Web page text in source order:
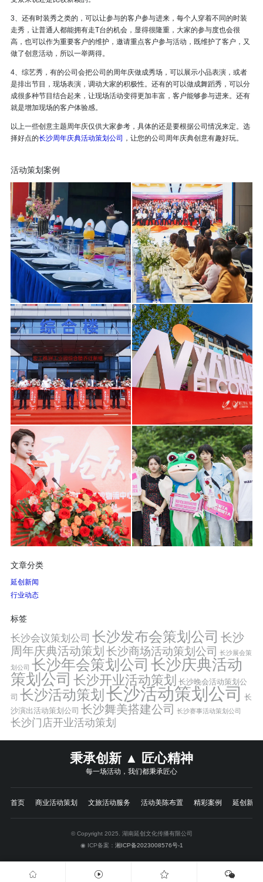
3、还有时装秀之类的，可以让参与的客户参与进来，每个人穿着不同的时装
走秀，让普通人都能拥有走T台的机会，显得很隆重，大家的参与度也会很
高，也可以作为重要客户的维护，邀请重点客户参与活动，既维护了客户，又
做了创意活动，所以一举两得。
4、综艺秀，有的公司会把公司的周年庆做成秀场，可以展示小品表演，或者
是排出节目，现场表演，调动大家的积极性。还有的可以做成舞蹈秀，可以分
成很多种节目结合起来，让现场活动变得更加丰富，客户能够参与进来。还有
就是增加现场的客户体验感。
以上一些创意主题周年庆仅供大家参考，具体的还是要根据公司情况来定。选
择好点的长沙周年庆典活动策划公司 ，让您的公司周年庆典创意有趣好玩。
活动策划案例
文章分类
延创新闻
行业动态
标签
长沙会议策划公司 长沙发布会策划公司 长沙
周年庆典活动策划 长沙商场活动策划公司 长沙展会策
划公司 长沙年会策划公司 长沙庆典活动
策划公司 长沙开业活动策划 长沙晚会活动策划公
司 长沙活动策划 长沙活动策划公司
长
沙演出活动策划公司 长沙舞美搭建公司 长沙赛事活动策划公司
长沙门店开业活动策划
秉承创新 ▲ 匠心精神
每一场活动，我们都秉承匠心
首页 商业活动策划 文旅活动服务 活动美陈布置 精彩案例 延创新闻
© Copyright 2025. 湖南延创文化传播有限公司
◉ ICP备案： 湘ICP备2023008576号-1